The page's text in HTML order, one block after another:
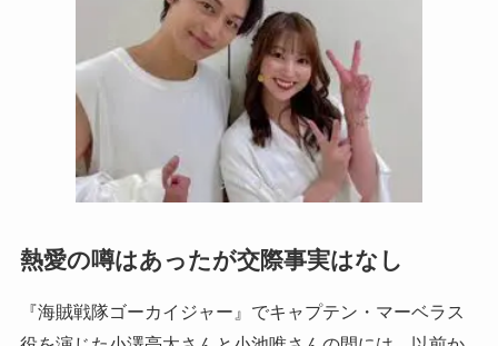
熱愛の噂はあったが交際事実はなし
『海賊戦隊ゴーカイジャー』でキャプテン・マーベラス